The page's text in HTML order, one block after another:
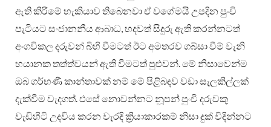
ඇති කිරීමේ හැකියාව තිබෙනවා ඒ වගේමයි උපදින පුංචි
පැටියට සංජානනීය ආබාධ, හදවත් සිදුරු ඇති කරන්නටත්
අංගවිකල දරුවන් බිහි වීමටත් ඊට අමතරව ගබ්සා වීම් වැනි
භයානක තත්ත්වයන් ඇති වීමටත් පුළුවන්. මේ නිසාවෙන්ම
ඔබ ගර්භණී කාන්තාවක් නම් මේ පිළිබඳව වඩා සැලකිල්ලක්
දැක්වීම වැදගත්. එසේ නොවන්නට නූපන් පුංචි දරුවකු
වැඩිහිටි උදවිය කරන වැරදි ක්‍රියාකාරකම් නිසා දුක් විදින්නට